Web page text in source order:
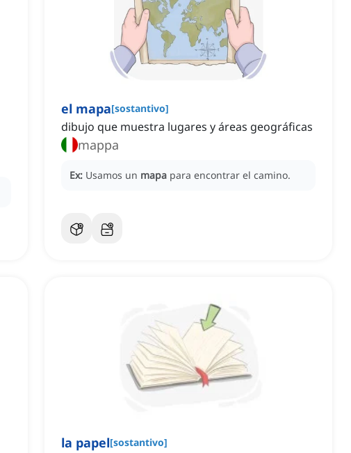
el mapa[sostantivo]
dibujo que muestra lugares y áreas geográficas
mappa
Ex: Usamos un mapa para encontrar el camino.
la papel[sostantivo]